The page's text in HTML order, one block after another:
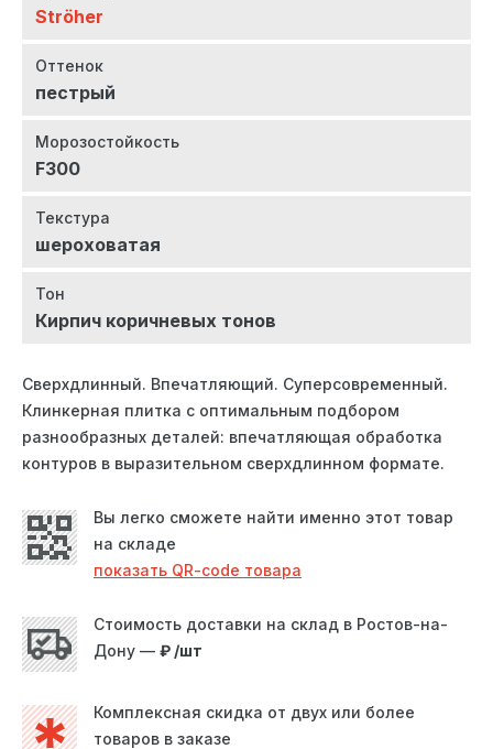
Ströher
Оттенок
пестрый
Морозостойкость
F300
Текстура
шероховатая
Тон
Кирпич коричневых тонов
Сверхдлинный. Впечатляющий. Суперсовременный.
Клинкерная плитка с оптимальным подбором
разнообразных деталей: впечатляющая обработка
контуров в выразительном сверхдлинном формате.
Вы легко сможете найти именно этот товар
на складе
показать QR-code товара
Стоимость доставки на склад в Ростов-на-
Дону — ₽ /шт
Комплексная скидка от двух или более
товаров в заказе
Посмотреть шоурум
Посмотреть уличную экспозицию